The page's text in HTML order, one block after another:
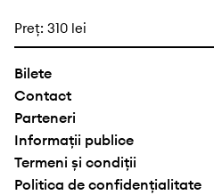
Preţ: 310 lei
Bilete
Contact
Parteneri
Informații publice
Termeni și condiții
Politica de confidențialitate